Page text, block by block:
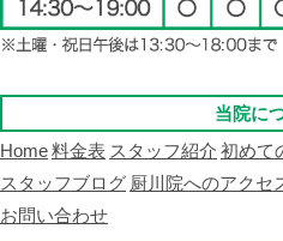
当院に
Home料金表 スタッフ紹介 初めて
スタッフブログ 厨川院へのアクセ
お問い合わせ